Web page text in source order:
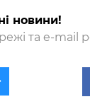
новини!
та e-mail